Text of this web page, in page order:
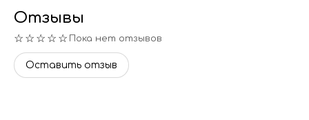
Отзывы
☆☆☆☆☆ Пока нет отзывов
Оставить отзыв